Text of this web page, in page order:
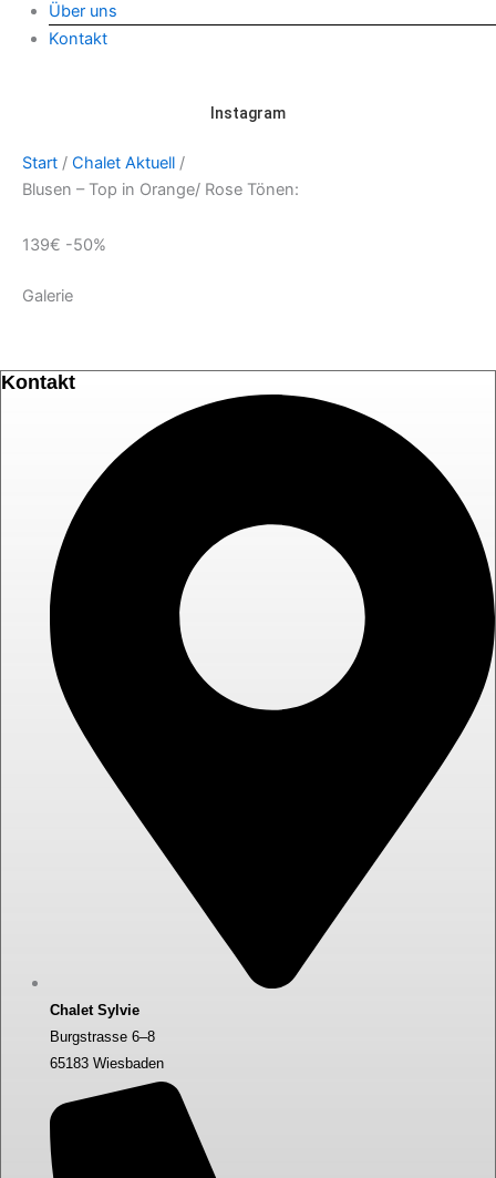
Über uns
Kontakt
Instagram
Start / Chalet Aktuell /
Blusen – Top in Orange/ Rose Tönen:
139€ -50%
Galerie
Kontakt
Chalet Sylvie
Burgstrasse 6–8
65183 Wiesbaden